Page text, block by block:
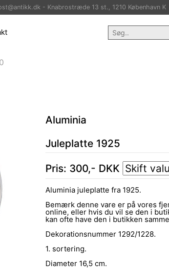
- Knabrostræde 13 st., 1210 København K
Aluminia
Juleplatte 1925
Pris: 300,- DKK
Aluminia juleplatte fra 1925.
Bemærk denne vare er på vores
online, eller hvis du vil se den i
kan ofte have den i butikken
Dekorationsnummer 1292/1228.
1. sortering.
Diameter 16,5 cm.